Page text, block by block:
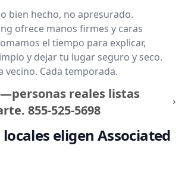
bien hecho, no apresurado.
ofrece manos firmes y caras
el tiempo para explicar,
y dejar tu lugar seguro y seco.
vecino. Cada temporada.
reales listas
855-525-5698
eligen Associated